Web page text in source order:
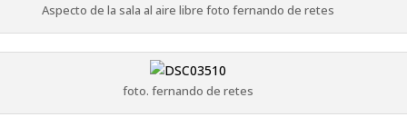
Aspecto de la sala al aire libre foto fernando de retes
foto. fernando de retes